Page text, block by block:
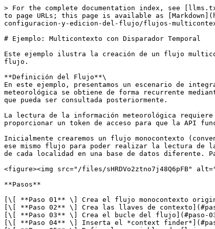
> For the complete documentation index, see [llms.txt](https://docs.skyone.cloud/llms.txt). Markdown versions of documentation pages are available by appending `.md` to page URLs; this page is available as [Markdown](https://docs.skyone.cloud/espanol/skyone-studio/integraciones/flujos/gestion-de-los-flujos/flow-canva-configuracion-y-edicion-del-flujo/flujos-multicontexto/ejemplo-multicontexto-con-disparador-temporal.md).

# Ejemplo: Multicontexto con Disparador Temporal

Este ejemplo ilustra la creación de un flujo multicontexto a partir de un disparador temporal. Los contextos son programados internamente a partir de una variable de flujo.

**Definición del Flujo**\
En este ejemplo, presentamos un escenario de integración entre un sistema web que provee información meteorológica y una base de datos Postgres. La información meteorológica se obtiene de forma recurrente mediante un disparador temporal. En cada lectura también registramos la información relevante en una base de datos para que pueda ser consultada posteriormente.

La lectura de la información meteorológica requiere la especificación de la localidad sobre la cual se proporcionarán los datos actuales. Además, es necesario proporcionar un token de acceso para que la API funcione correctamente.

Inicialmente crearemos un flujo monocontexto (convencional) que recupera los datos de una única localidad y los almacena en una sola base de datos. Luego ampliaremos ese mismo flujo para poder realizar la lectura de la información meteorológica de múltiples localidades usando cuentas de acceso distintas y almacenar la información de cada localidad en una base de datos diferente. Para ello utilizaremos las herramientas de multicontexto de Skyone Studio.

<figure><img src="/files/sHRDVo2ztno7j48Q6pFB" alt=""><figcaption></figcaption></figure>

**Pasos**

[\[ **Paso 01** \] Crea el flujo monocontexto original](#paso-01-crea-el-flujo-monocontexto-original)\
[\[ **Paso 02** \] Crea las llaves de contexto](#paso-02-crea-las-llaves-de-contexto)\
[\[ **Paso 03** \] Crea el bucle del flujo](#paso-03-crea-el-bucle-del-flujo)\
[\[ **Paso 04** \] Inserta el *context finder*](#paso-04-inserta-el-context-finder)\
[\[ **Paso 05** \] Define las variables de flujo que cambian con el Contexto](#paso-05-define-las-variables-de-flujo-que-cambian-con-el-contexto)\
[\[ **Paso 06** \] Define las cuentas que cambian con el Contexto](#paso-06-define-las-cuentas-que-cambian-con-el-contexto)\
[\[ **Paso 07** \] Crea las cuentas de Contexto para la Base de Datos](#paso-07-crea-las-cuentas-de-contexto-para-la-base-de-datos)\
[\[ **Paso 08** \] Crea los contextos](#paso-08-crea-los-contextos)\
[\[ **Paso 09** \] Define las variables y las cuentas dentro de cada Contexto](#paso-09-define-las-variables-y-las-cuentas-dentro-de-cada-contexto)\
[\[ **Paso 10** \] Activa y ejecuta el flujo](#paso-10-activa-y-ejecuta-el-flujo)

***

**Paso a paso**

### **Paso 01: Crea el flujo monocontexto original**

Comienza creando la versión monocontexto del flujo para que podamos validar de forma más